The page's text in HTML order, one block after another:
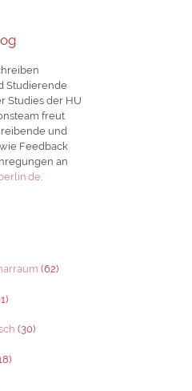
Studierende
Studies der HU
freut
und
Feedback
an
.
(62)
(30)